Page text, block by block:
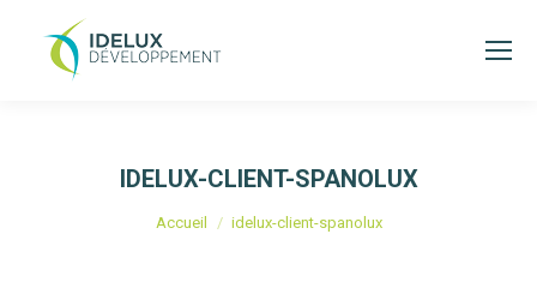
IDELUX-CLIENT-SPANOLUX
Vous êtes ici :
Accueil idelux-client-spanolux